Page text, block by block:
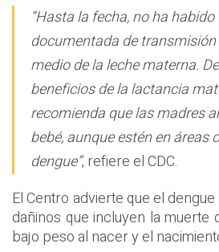
“Hasta la fecha, no ha
documentada de
medio de la leche materna.
beneficios de la lactancia
recomienda que las madres
bebé, aunque estén en áreas
dengue”, refiere el CDC.
El Centro advierte que el
dañinos que incluyen la muerte
bajo peso al nacer y el